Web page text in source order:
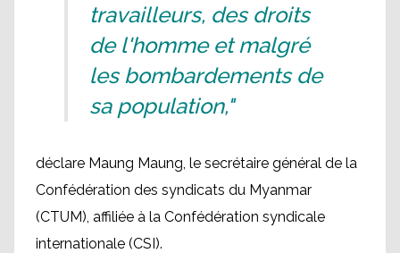
travailleurs, des droits
de l'homme et malgré
les bombardements de
sa population,"
déclare Maung Maung, le secrétaire général de la
Confédération des syndicats du Myanmar
(CTUM), affiliée à la Confédération syndicale
internationale (CSI).